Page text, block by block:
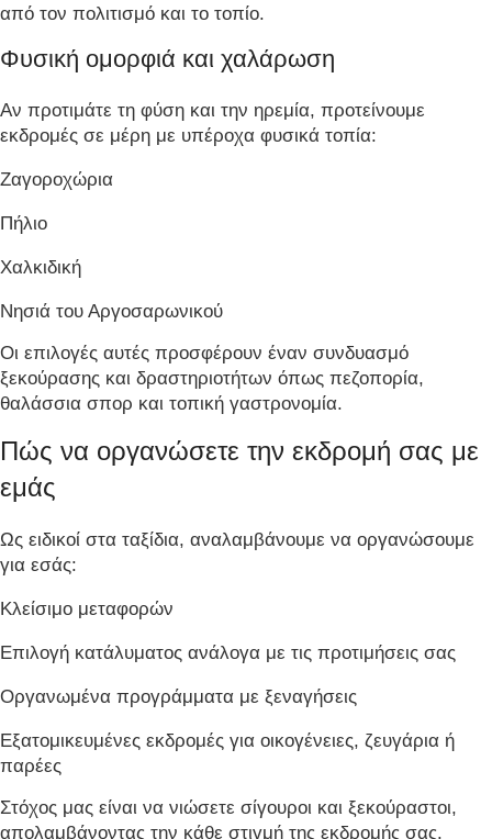
από τον πολιτισμό και το τοπίο.
Φυσική ομορφιά και χαλάρωση
Αν προτιμάτε τη φύση και την ηρεμία, προτείνουμε
εκδρομές σε μέρη με υπέροχα φυσικά τοπία:
Ζαγοροχώρια
Πήλιο
Χαλκιδική
Νησιά του Αργοσαρωνικού
Οι επιλογές αυτές προσφέρουν έναν συνδυασμό
ξεκούρασης και δραστηριοτήτων όπως πεζοπορία,
θαλάσσια σπορ και τοπική γαστρονομία.
Πώς να οργανώσετε την εκδρομή σας με
εμάς
Ως ειδικοί στα ταξίδια, αναλαμβάνουμε να οργανώσουμε
για εσάς:
Κλείσιμο μεταφορών
Επιλογή κατάλυματος ανάλογα με τις προτιμήσεις σας
Οργανωμένα προγράμματα με ξεναγήσεις
Εξατομικευμένες εκδρομές για οικογένειες, ζευγάρια ή
παρέες
Στόχος μας είναι να νιώσετε σίγουροι και ξεκούραστοι,
απολαμβάνοντας την κάθε στιγμή της εκδρομής σας.